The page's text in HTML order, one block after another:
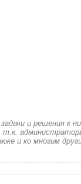
и решения к
и ко многим